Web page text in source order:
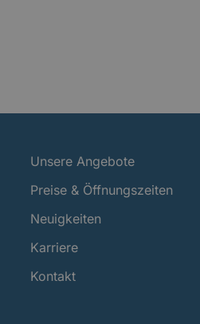
Unsere Angebote
Preise & Öffnungszeiten
Neuigkeiten
Karriere
Kontakt